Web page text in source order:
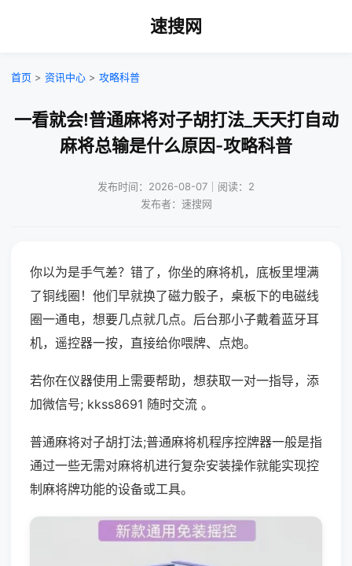
速搜网
首页 > 资讯中心 > 攻略科普
一看就会!普通麻将对子胡打法_天天打自动
麻将总输是什么原因-攻略科普
发布时间：2026-08-07｜阅读：2
发布者：速搜网
你以为是手气差？错了，你坐的麻将机，底板里埋满
了铜线圈！他们早就换了磁力骰子，桌板下的电磁线
圈一通电，想要几点就几点。后台那小子戴着蓝牙耳
机，遥控器一按，直接给你喂牌、点炮。
若你在仪器使用上需要帮助，想获取一对一指导，添
加微信号; kkss8691 随时交流 。
普通麻将对子胡打法;普通麻将机程序控牌器一般是指
通过一些无需对麻将机进行复杂安装操作就能实现控
制麻将牌功能的设备或工具。